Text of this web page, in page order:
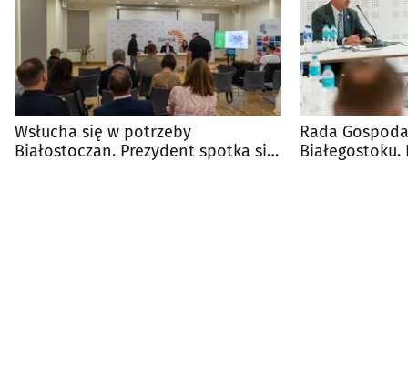
Wsłucha się w potrzeby
Białostoczan. Prezydent spotka się
Rada